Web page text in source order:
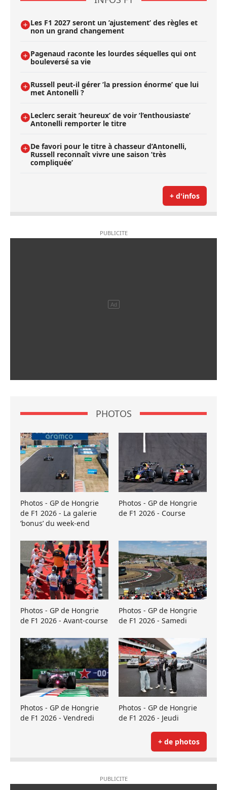
Les F1 2027 seront un ’ajustement’ des règles et
non un grand changement
Pagenaud raconte les lourdes séquelles qui ont
bouleversé sa vie
Russell peut-il gérer ’la pression énorme’ que lui
met Antonelli ?
Leclerc serait ’heureux’ de voir ’l’enthousiaste’
Antonelli remporter le titre
De favori pour le titre à chasseur d’Antonelli,
Russell reconnaît vivre une saison ’très
compliquée’
+ d'infos
PHOTOS
Photos - GP de Hongrie
de F1 2026 - La galerie
’bonus’ du week-end
Photos - GP de Hongrie
de F1 2026 - Course
Photos - GP de Hongrie
de F1 2026 - Avant-course
Photos - GP de Hongrie
de F1 2026 - Samedi
Photos - GP de Hongrie
de F1 2026 - Vendredi
Photos - GP de Hongrie
de F1 2026 - Jeudi
+ de photos